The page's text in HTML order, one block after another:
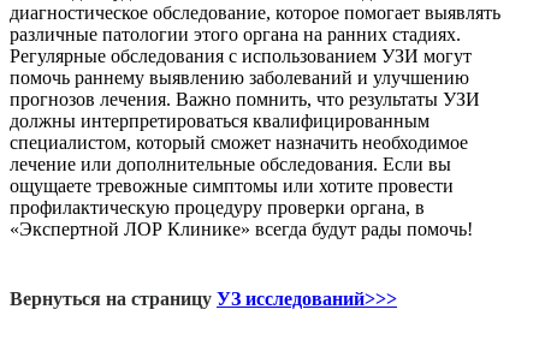
диагностическое обследование, которое помогает выявлять
различные патологии этого органа на ранних стадиях.
Регулярные обследования с использованием УЗИ могут
помочь раннему выявлению заболеваний и улучшению
прогнозов лечения. Важно помнить, что результаты УЗИ
должны интерпретироваться квалифицированным
специалистом, который сможет назначить необходимое
лечение или дополнительные обследования. Если вы
ощущаете тревожные симптомы или хотите провести
профилактическую процедуру проверки органа, в
«Экспертной ЛОР Клинике» всегда будут рады помочь!
Вернуться на страницу УЗ исследований>>>